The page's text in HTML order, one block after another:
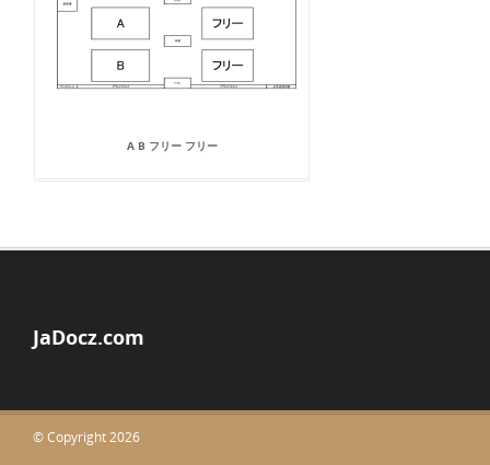
A B フリー フリー
JaDocz.com
© Copyright 2026